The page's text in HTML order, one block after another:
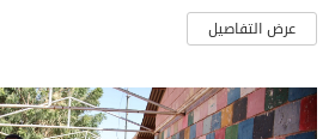
عرض التفاصيل